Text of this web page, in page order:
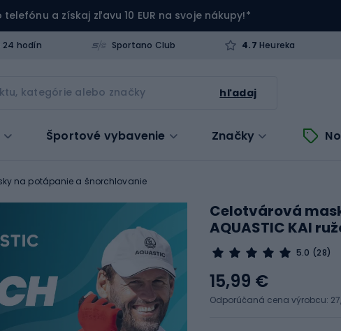
a získaj zľavu 10 EUR na svoje nákupy!*
24 hodín Sportano Club 4.7 Heureka
hľadaj
Športové vybavenie Značky
na potápanie a šnorchlovanie
Celotvárová
AQUASTIC KAI
5.0 (28)
15,99 €
Odporúčaná cena výrobcu: